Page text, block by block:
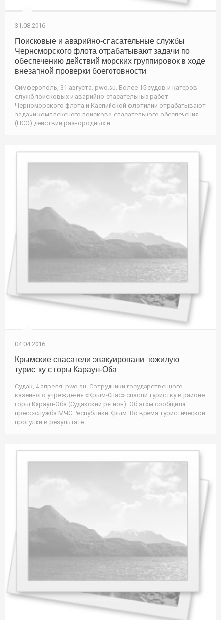
31.08.2016
Поисковые и аварийно-спасательные службы
Черноморского флота отрабатывают задачи по
обеспечению действий морских группировок в ходе
внезапной проверки боеготовности
Симферополь, 31 августа. pwo.su. Более 15 судов и катеров
служб поисковых и аварийно-спасательных работ
Черноморского флота и Каспийской флотилии отрабатывают
задачи комплексного поисково-спасательного обеспечения
(ПСО) действий разнородных и
04.04.2016
Крымские спасатели эвакуировали пожилую
туристку с горы Караул-Оба
Судак, 4 апреля. pwo.su. Сотрудники государственного
казенного учреждения «Крым-Спас» спасли туристку в районе
горы Караул-Оба (Судакский регион). Об этом сообщила
пресс-служба МЧС Республики Крым. Во время туристической
прогулки в результате